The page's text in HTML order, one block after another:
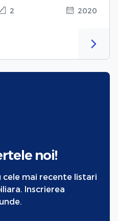
2 2020
noi!
cele mai recente listari
Inscrierea